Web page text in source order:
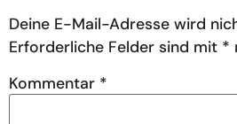
Deine E-Mail-Adresse wird
Erforderliche Felder sind mit *
Kommentar *